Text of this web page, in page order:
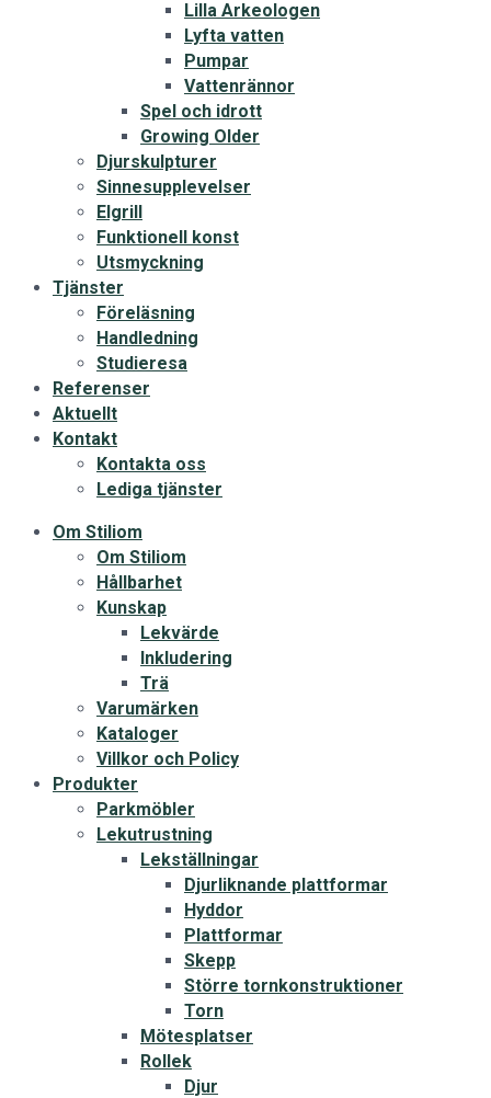
Lilla Arkeologen
Lyfta vatten
Pumpar
Vattenrännor
Spel och idrott
Growing Older
Djurskulpturer
Sinnesupplevelser
Elgrill
Funktionell konst
Utsmyckning
Tjänster
Föreläsning
Handledning
Studieresa
Referenser
Aktuellt
Kontakt
Kontakta oss
Lediga tjänster
Om Stiliom
Om Stiliom
Hållbarhet
Kunskap
Lekvärde
Inkludering
Trä
Varumärken
Kataloger
Villkor och Policy
Produkter
Parkmöbler
Lekutrustning
Lekställningar
Djurliknande plattformar
Hyddor
Plattformar
Skepp
Större tornkonstruktioner
Torn
Mötesplatser
Rollek
Djur